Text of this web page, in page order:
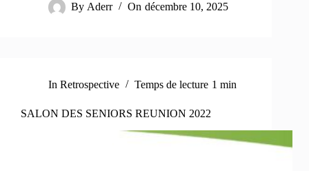
By Aderr On décembre 10, 2025
In Retrospective Temps de lecture 1 min
SALON DES SENIORS REUNION 2022